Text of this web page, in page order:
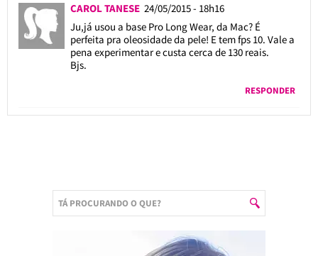
CAROL TANESE 24/05/2015 - 18h16
Ju,já usou a base Pro Long Wear, da Mac? É
perfeita pra oleosidade da pele! E tem fps 10. Vale a
pena experimentar e custa cerca de 130 reais.
Bjs.
RESPONDER